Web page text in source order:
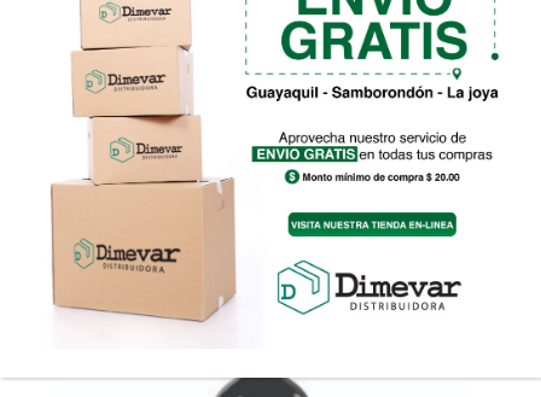
Tinto Gran Reserva Corte de Bodega – Budeguer
Partida Limitada
$45.00 - $229.50Rango
precios:
$45.00
hasta